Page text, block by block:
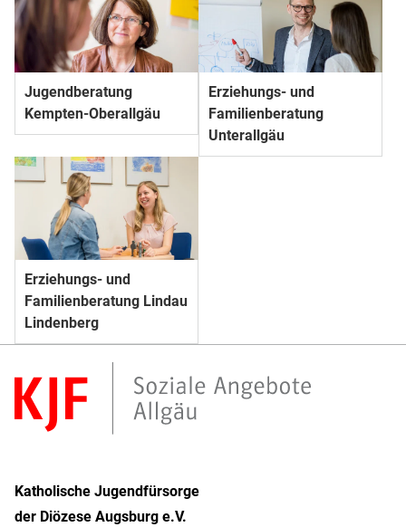
Jugendberatung
Kempten-Oberallgäu
Erziehungs- und
Familienberatung
Unterallgäu
Erziehungs- und
Familienberatung Lindau
Lindenberg
Katholische Jugendfürsorge
der Diözese Augsburg e.V.